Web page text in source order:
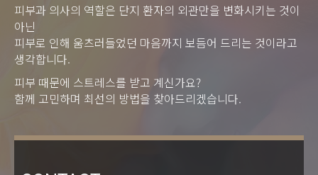
피부과 의사의 역할은 단지 환자의 외관만을 변화시키는 것이
아닌
피부로 인해 움츠러들었던 마음까지 보듬어 드리는 것이라고
생각합니다.
피부 때문에 스트레스를 받고 계신가요?
함께 고민하며 최선의 방법을 찾아드리겠습니다.